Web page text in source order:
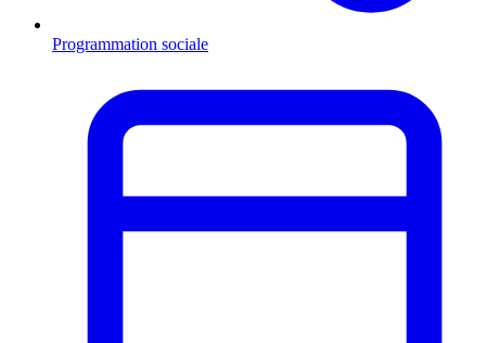
Programmation sociale